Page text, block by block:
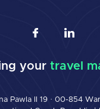
your travel
Pawla II 19 · 00-854